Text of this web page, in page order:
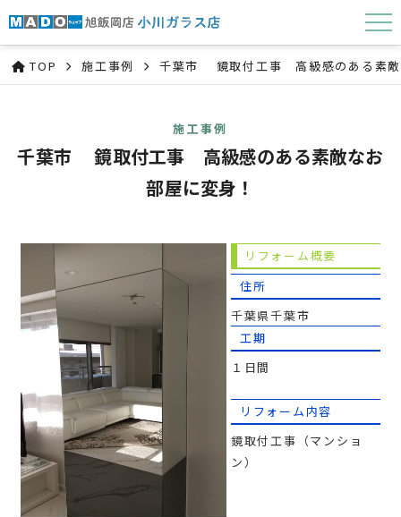
TOP 施工事例 千葉市 鏡取付工事 高級感のある素敵
施工事例
千葉市 鏡取付工事 高級感のある素敵なお
部屋に変身！
リフォーム概要
住所
千葉県千葉市
工期
１日間
リフォーム内容
鏡取付工事（マンショ
ン）